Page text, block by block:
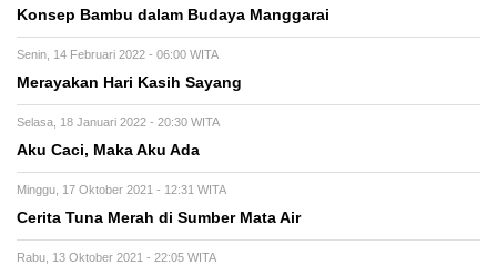
Konsep Bambu dalam Budaya Manggarai
Senin, 14 Februari 2022 - 06:00 WITA
Merayakan Hari Kasih Sayang
Selasa, 18 Januari 2022 - 20:30 WITA
Aku Caci, Maka Aku Ada
Minggu, 17 Oktober 2021 - 12:31 WITA
Cerita Tuna Merah di Sumber Mata Air
Rabu, 13 Oktober 2021 - 22:05 WITA